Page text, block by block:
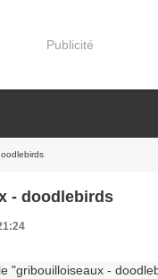
Publicité
- doodlebirds